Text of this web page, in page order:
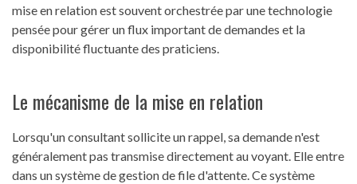
mise en relation est souvent orchestrée par une technologie
pensée pour gérer un flux important de demandes et la
disponibilité fluctuante des praticiens.
Le mécanisme de la mise en relation
Lorsqu'un consultant sollicite un rappel, sa demande n'est
généralement pas transmise directement au voyant. Elle entre
dans un système de gestion de file d'attente. Ce système